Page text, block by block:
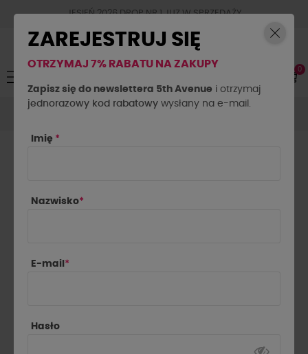
JESIEŃ 2026 DROP NR.1 JUZ W SPRZEDAŻY
Toggle
navigation
☰ 0
Marynarki Marynarki eleganckie
Marynarka jodełka
ZAREJESTRUJ SIĘ
OTRZYMAJ 7% RABATU NA ZAKUPY
Zapisz się do newslettera 5th Avenue i otrzymaj
jednorazowy kod rabatowy wysłany na e-mail.
Imię *
Nazwisko*
E-mail *
Hasło